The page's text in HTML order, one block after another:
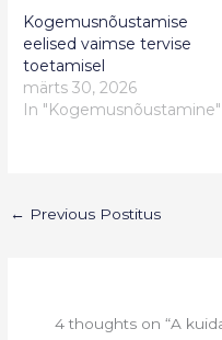
Kogemusnõustamise
eelised vaimse tervise
toetamisel
märts 30, 2026
In "Kogemusnõustamine"
← Previous Postitus
4 thoughts on “A